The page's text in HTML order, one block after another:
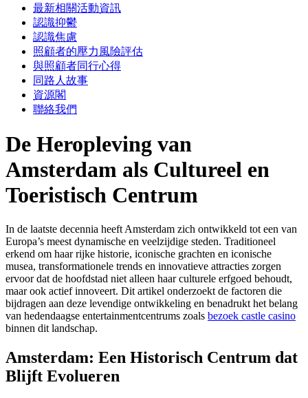
最新相關活動資訊
認識抑鬱
認識焦慮
照顧者的壓力風險評估
與照顧者同行心得
同路人故事
資源閣
聯絡我們
De Heropleving van
Amsterdam als Cultureel en
Toeristisch Centrum
In de laatste decennia heeft Amsterdam zich ontwikkeld tot een van
Europa’s meest dynamische en veelzijdige steden. Traditioneel
erkend om haar rijke historie, iconische grachten en iconische
musea, transformationele trends en innovatieve attracties zorgen
ervoor dat de hoofdstad niet alleen haar culturele erfgoed behoudt,
maar ook actief innoveert. Dit artikel onderzoekt de factoren die
bijdragen aan deze levendige ontwikkeling en benadrukt het belang
van hedendaagse entertainmentcentrums zoals bezoek castle casino
binnen dit landschap.
Amsterdam: Een Historisch Centrum dat
Blijft Evolueren